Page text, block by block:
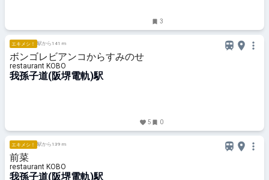
3
エキメシ！ 駅から141 m
ボンゴレビアンコからすみのせ
restaurant KOBO
我孫子道(阪堺電軌)駅
5 0
エキメシ！ 駅から139 m
前菜
restaurant KOBO
我孫子道(阪堺電軌)駅